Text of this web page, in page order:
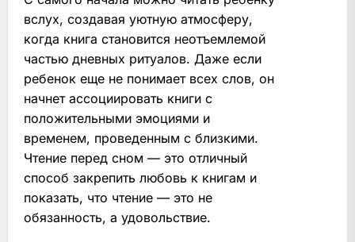
вслух, создавая уютную атмосферу,
когда книга становится неотъемлемой
частью дневных ритуалов. Даже если
ребенок еще не понимает всех слов, он
начнет ассоциировать книги с
положительными эмоциями и
временем, проведенным с близкими.
Чтение перед сном — это отличный
способ закрепить любовь к книгам и
показать, что чтение — это не
обязанность, а удовольствие.